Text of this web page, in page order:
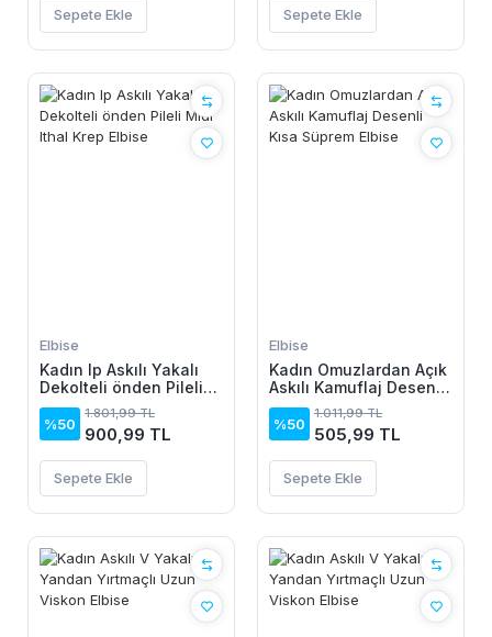
Sepete Ekle Sepete Ekle
Elbise
Kadın Ip Askılı Yakalı
Dekolteli önden Pileli
Midi Ithal Krep Elbise
%50
1.801,99 TL
900,99 TL
Sepete Ekle
Elbise
Kadın Omuzlardan Açık
Askılı Kamuflaj Desenli
Kısa Süprem Elbise
%50
1.011,99 TL
505,99 TL
Sepete Ekle